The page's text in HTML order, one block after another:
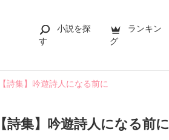
小説を探
す
ランキン
グ
【詩集】吟遊詩人になる前に
【詩集】吟遊詩人になる前に